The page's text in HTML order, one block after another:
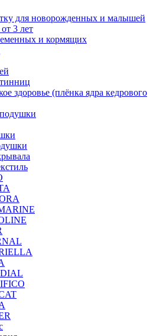
для новорожденных и малышей
3 лет
и кормящих
здоровье (плёнка ядра кедрового